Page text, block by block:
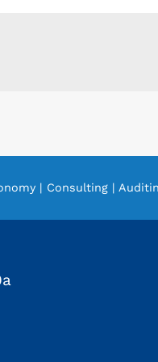
| Consulting |